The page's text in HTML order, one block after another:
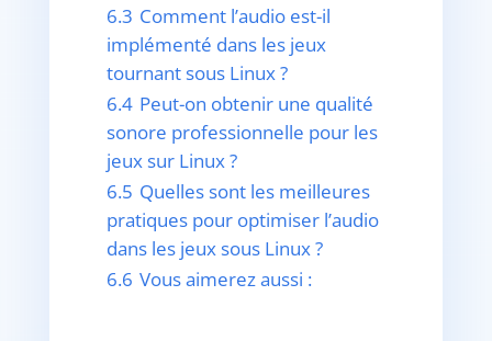
6.3 Comment l’audio est-il
implémenté dans les jeux
tournant sous Linux ?
6.4 Peut-on obtenir une qualité
sonore professionnelle pour les
jeux sur Linux ?
6.5 Quelles sont les meilleures
pratiques pour optimiser l’audio
dans les jeux sous Linux ?
6.6 Vous aimerez aussi :